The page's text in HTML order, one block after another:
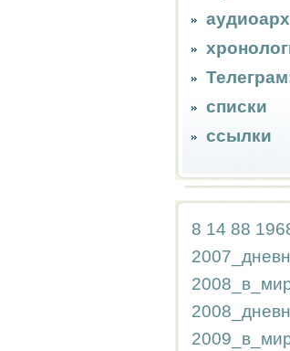
списки
ссылки
8 14 88